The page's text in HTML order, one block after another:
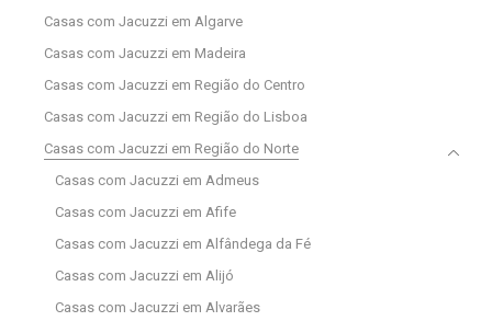
Casas com Jacuzzi em Algarve
Casas com Jacuzzi em Madeira
Casas com Jacuzzi em Região do Centro
Casas com Jacuzzi em Região do Lisboa
Casas com Jacuzzi em Região do Norte
Casas com Jacuzzi em Admeus
Casas com Jacuzzi em Afife
Casas com Jacuzzi em Alfândega da Fé
Casas com Jacuzzi em Alijó
Casas com Jacuzzi em Alvarães